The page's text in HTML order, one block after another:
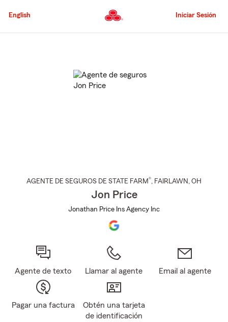
al
principal
English Iniciar Sesión
AGENTE DE SEGUROS DE STATE FARM®, FAIRLAWN , OH
Jon Price
Jonathan Price Ins Agency Inc
Agente de texto Llamar al agente Email al agente
Pagar una factura
Obtén una tarjeta
de identificación